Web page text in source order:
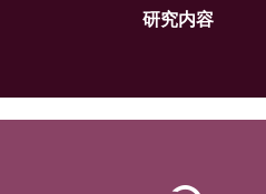
研究内容